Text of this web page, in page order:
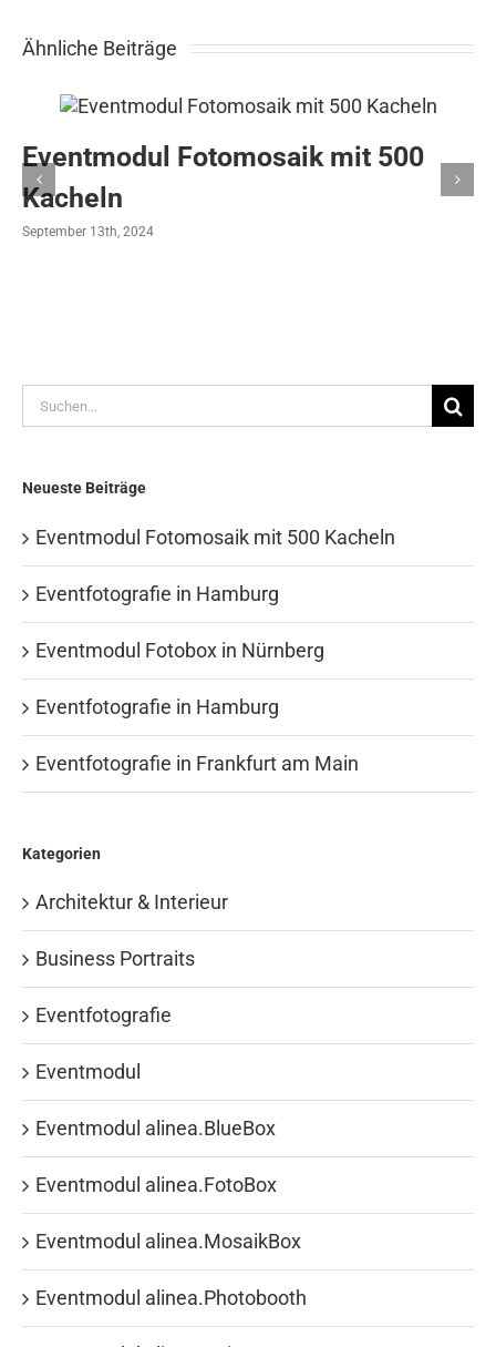
Ähnliche Beiträge
Eventmodul Fotomosaik mit 500
Kacheln
September 13th, 2024
Suche
nach:
Neueste Beiträge
Eventmodul Fotomosaik mit 500 Kacheln
Eventfotografie in Hamburg
Eventmodul Fotobox in Nürnberg
Eventfotografie in Hamburg
Eventfotografie in Frankfurt am Main
Kategorien
Architektur & Interieur
Business Portraits
Eventfotografie
Eventmodul
Eventmodul alinea.BlueBox
Eventmodul alinea.FotoBox
Eventmodul alinea.MosaikBox
Eventmodul alinea.Photobooth